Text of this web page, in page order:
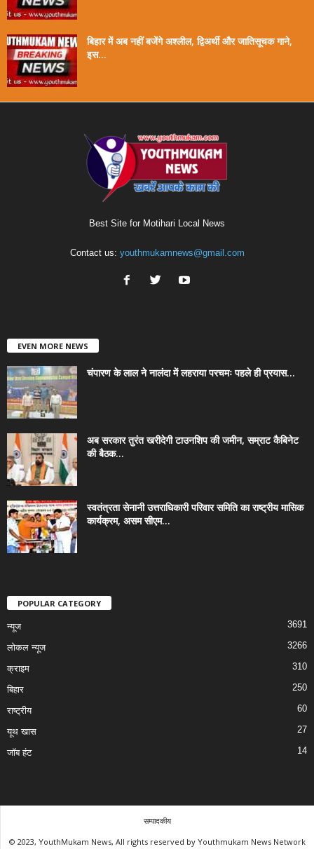
बिहार में अब नहीं बजेंगे अश्लील, द्विअर्थी और जातिसूचक गाने,
इस...
Best Site for Motihari Local News
Contact us: youthmukamnews@gmail.com
EVEN MORE NEWS
चंपारण के लाल ने नालंदा में लहराया परचमः पहले ही प्रयास...
अब सरकार तुरंत खरीदेगी टाउनशिप की जमीन, सम्राट कैबिनेट
की बैठक...
स्वतंत्रता सेनानी उत्तराधिकारी परिवार समिति का राष्ट्रीय मासिक
कार्यक्रम, असम सीएम...
POPULAR CATEGORY
न्यूज 3691
लोकल न्यूज 3266
क्राइम 310
बिहार 250
राष्ट्रीय 60
यूथ खास 27
जॉब हंट 14
सम्पादकीय
© 2023, YouthMukam News, All rights reserved by Youthmukam News Network